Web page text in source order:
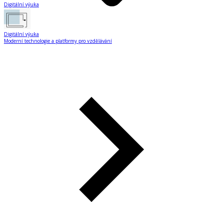
Digitální výuka
Digitální výuka
Moderní technologie a platformy pro vzdělávání